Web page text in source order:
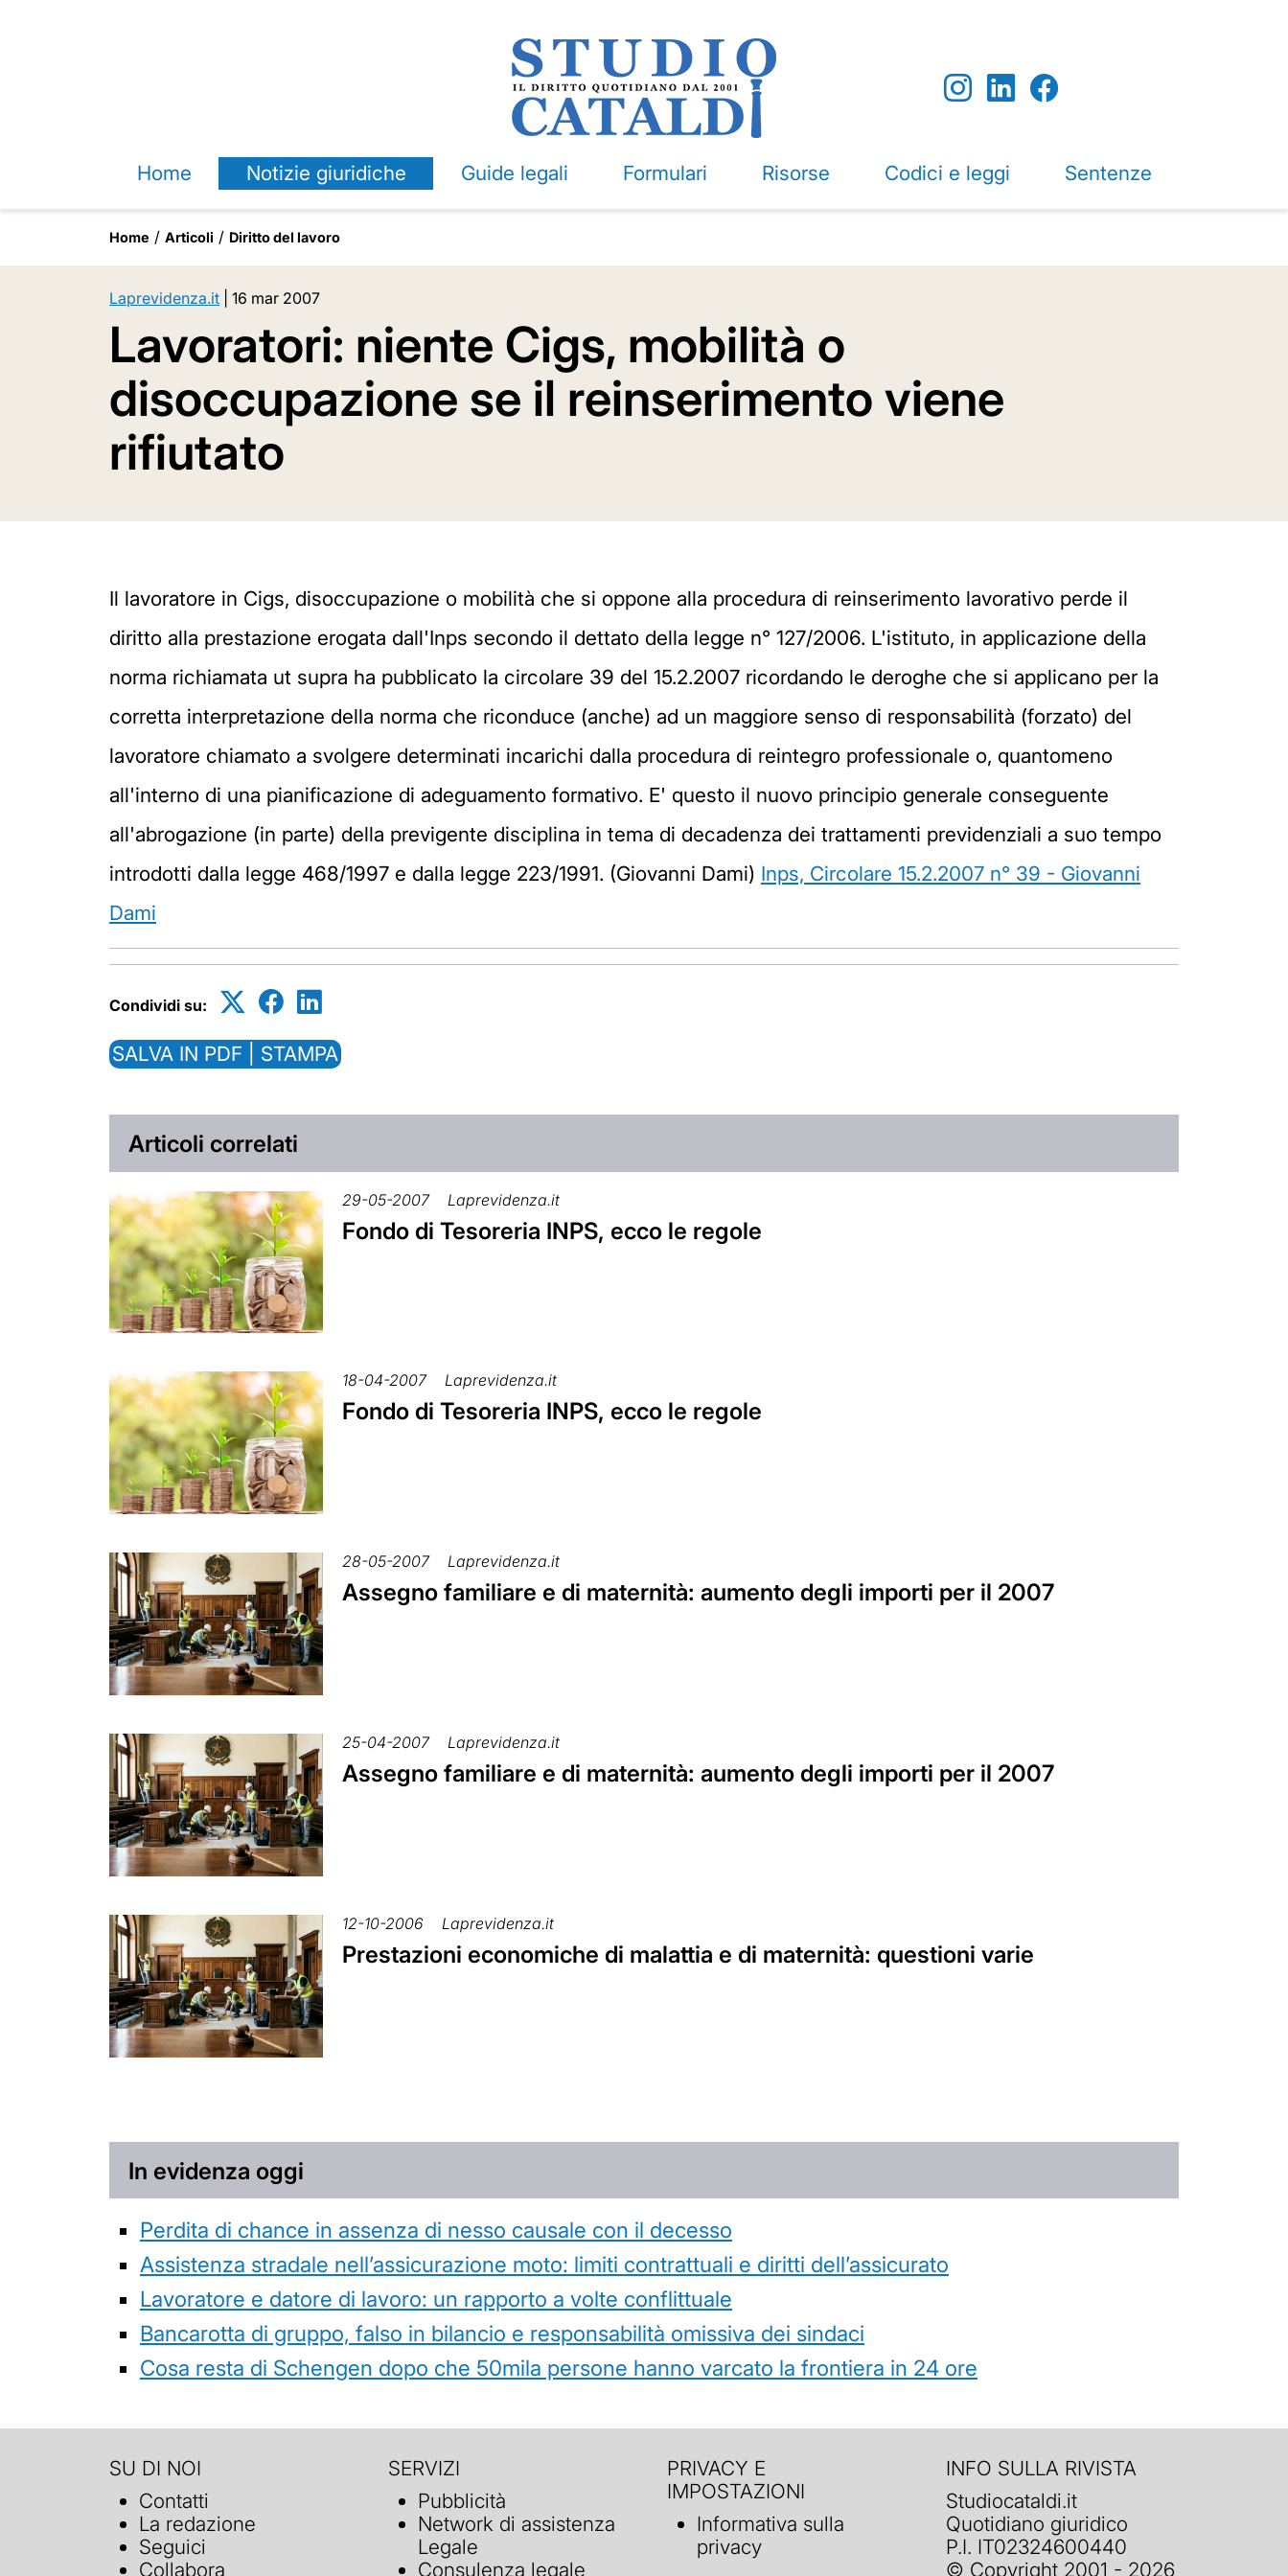
Home Notizie giuridiche Guide legali Formulari Risorse Codici e leggi Sentenze
Home Articoli Diritto del lavoro
Laprevidenza.it 16 mar 2007
Lavoratori: niente Cigs, mobilità o
disoccupazione se il reinserimento viene
rifiutato
Il lavoratore in Cigs, disoccupazione o mobilità che si oppone alla procedura di reinserimento lavorativo perde il
diritto alla prestazione erogata dall'Inps secondo il dettato della legge n° 127/2006. L'istituto, in applicazione della
norma richiamata ut supra ha pubblicato la circolare 39 del 15.2.2007 ricordando le deroghe che si applicano per la
corretta interpretazione della norma che riconduce (anche) ad un maggiore senso di responsabilità (forzato) del
lavoratore chiamato a svolgere determinati incarichi dalla procedura di reintegro professionale o, quantomeno
all'interno di una pianificazione di adeguamento formativo. E' questo il nuovo principio generale conseguente
all'abrogazione (in parte) della previgente disciplina in tema di decadenza dei trattamenti previdenziali a suo tempo
introdotti dalla legge 468/1997 e dalla legge 223/1991. (Giovanni Dami) Inps, Circolare 15.2.2007 n° 39 - Giovanni
Dami
Condividi su:
SALVA IN PDF | STAMPA
Articoli correlati
29-05-2007 Laprevidenza.it
Fondo di Tesoreria INPS, ecco le regole
18-04-2007 Laprevidenza.it
Fondo di Tesoreria INPS, ecco le regole
28-05-2007 Laprevidenza.it
Assegno familiare e di maternità: aumento degli importi per il 2007
25-04-2007 Laprevidenza.it
Assegno familiare e di maternità: aumento degli importi per il 2007
12-10-2006 Laprevidenza.it
Prestazioni economiche di malattia e di maternità: questioni varie
In evidenza oggi
Perdita di chance in assenza di nesso causale con il decesso
Assistenza stradale nell’assicurazione moto: limiti contrattuali e diritti dell’assicurato
Lavoratore e datore di lavoro: un rapporto a volte conflittuale
Bancarotta di gruppo, falso in bilancio e responsabilità omissiva dei sindaci
Cosa resta di Schengen dopo che 50mila persone hanno varcato la frontiera in 24 ore
SU DI NOI
Contatti
La redazione
Seguici
Collabora
SERVIZI
Pubblicità
Network di assistenza
Legale
Consulenza legale
PRIVACY E
IMPOSTAZIONI
Informativa sulla
privacy
INFO SULLA RIVISTA
Studiocataldi.it
Quotidiano giuridico
P.I. IT02324600440
© Copyright 2001 - 2026